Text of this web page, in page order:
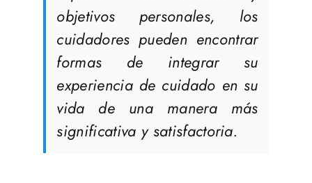
objetivos personales, los
cuidadores pueden encontrar
formas de integrar su
experiencia de cuidado en su
vida de una manera más
significativa y satisfactoria.